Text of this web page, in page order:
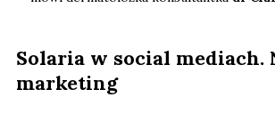
Solaria w social mediach.
marketing